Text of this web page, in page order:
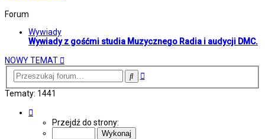
Forum
Wywiady
Wywiady z gośćmi studia Muzycznego Radia i audycji DMC.
NOWY TEMAT
SzukajWyszukiwanie
Tematy: 1441
Przejdź do strony: